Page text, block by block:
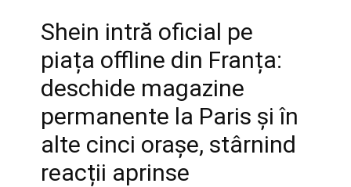
Shein intră oficial pe
piața offline din Franța:
deschide magazine
permanente la Paris și în
alte cinci orașe, stârnind
reacții aprinse